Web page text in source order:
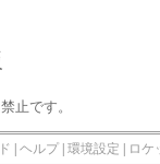
止です。
ヘルプ 環境設定 ロケ